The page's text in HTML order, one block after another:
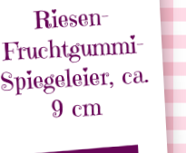
Riesen-
Fruchtgummi-
Spiegeleier, ca.
9 cm